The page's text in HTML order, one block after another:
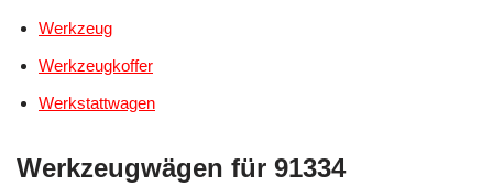
Werkzeug
Werkzeugkoffer
Werkstattwagen
Werkzeugwägen für 91334